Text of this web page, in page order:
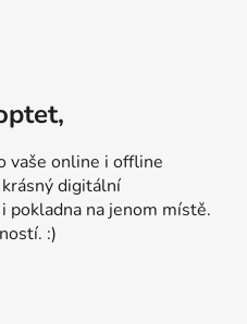
vaše online i offline
digitální
pokladna na jenom místě.
:)